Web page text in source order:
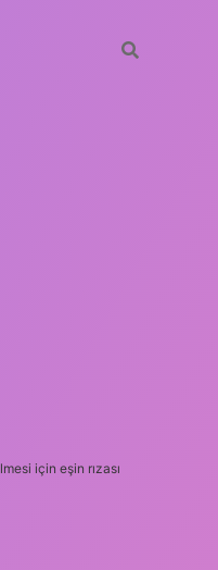
için eşin rızası